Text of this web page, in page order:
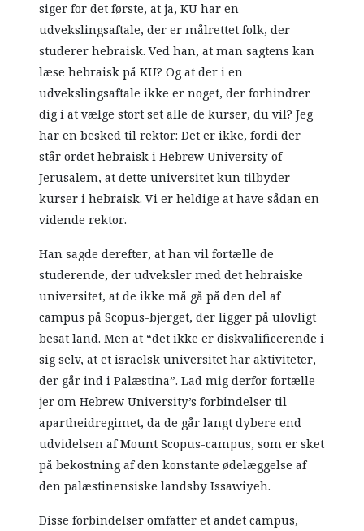
siger for det første, at ja, KU har en
udvekslingsaftale, der er målrettet folk, der
studerer hebraisk. Ved han, at man sagtens kan
læse hebraisk på KU? Og at der i en
udvekslingsaftale ikke er noget, der forhindrer
dig i at vælge stort set alle de kurser, du vil? Jeg
har en besked til rektor: Det er ikke, fordi der
står ordet hebraisk i Hebrew University of
Jerusalem, at dette universitet kun tilbyder
kurser i hebraisk. Vi er heldige at have sådan en
vidende rektor.
Han sagde derefter, at han vil fortælle de
studerende, der udveksler med det hebraiske
universitet, at de ikke må gå på den del af
campus på Scopus-bjerget, der ligger på ulovligt
besat land. Men at “det ikke er diskvalificerende i
sig selv, at et israelsk universitet har aktiviteter,
der går ind i Palæstina”. Lad mig derfor fortælle
jer om Hebrew University’s forbindelser til
apartheidregimet, da de går langt dybere end
udvidelsen af Mount Scopus-campus, som er sket
på bekostning af den konstante ødelæggelse af
den palæstinensiske landsby Issawiyeh.
Disse forbindelser omfatter et andet campus,